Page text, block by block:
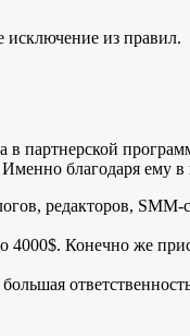
исключение из правил.
партнерской
благодаря ему
редакторов, SMM-
4000$. Конечно же